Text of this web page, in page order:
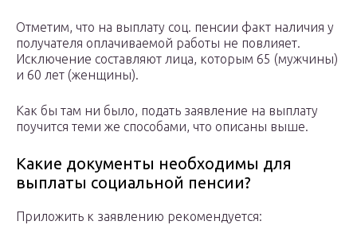
Отметим, что на выплату соц. пенсии факт наличия у
получателя оплачиваемой работы не повлияет.
Исключение составляют лица, которым 65 (мужчины)
и 60 лет (женщины).
Как бы там ни было, подать заявление на выплату
поучится теми же способами, что описаны выше.
Какие документы необходимы для
выплаты социальной пенсии?
Приложить к заявлению рекомендуется: